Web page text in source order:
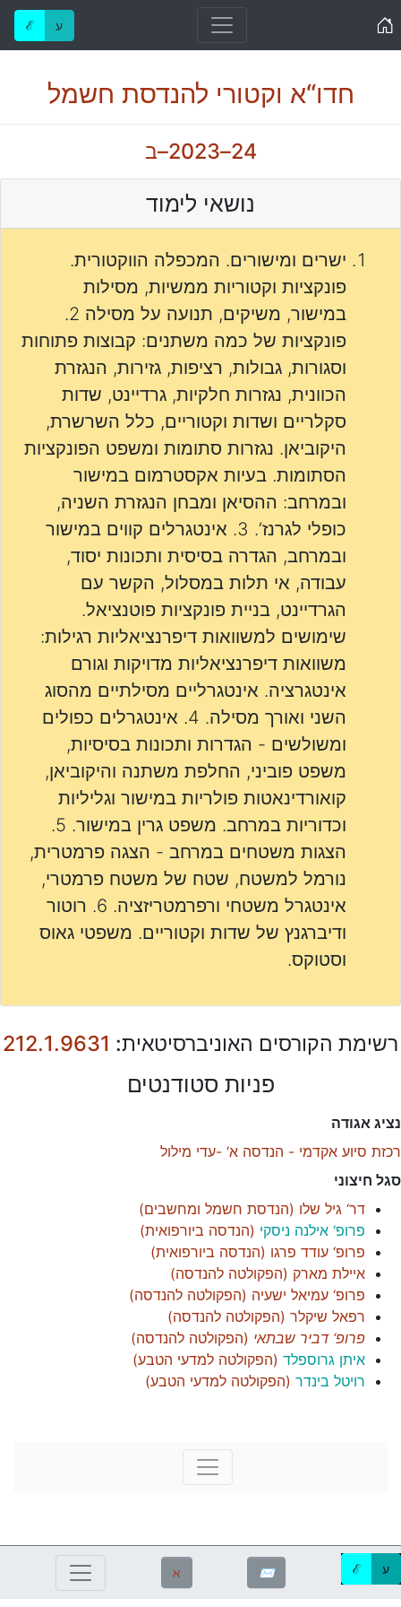
ℰ ע
חדו“א וקטורי להנדסת חשמל
24–2023–ב
נושאי לימוד
ישרים ומישורים. המכפלה הווקטורית.
פונקציות וקטוריות ממשיות, מסילות
במישור, משיקים, תנועה על מסילה 2.
פונקציות של כמה משתנים: קבוצות פתוחות
וסגורות, גבולות, רציפות, גזירות, הנגזרת
הכוונית, נגזרות חלקיות, גרדיינט, שדות
סקלריים ושדות וקטוריים, כלל השרשרת,
היקוביאן. נגזרות סתומות ומשפט הפונקציות
הסתומות. בעיות אקסטרמום במישור
ובמרחב: ההסיאן ומבחן הנגזרת השניה,
כופלי לגרנז‘. 3. אינטגרלים קווים במישור
ובמרחב, הגדרה בסיסית ותכונות יסוד,
עבודה, אי תלות במסלול, הקשר עם
הגרדיינט, בניית פונקציות פוטנציאל.
שימושים למשוואות דיפרנציאליות רגילות:
משוואות דיפרנציאליות מדויקות וגורם
אינטגרציה. אינטגרליים מסילתיים מהסוג
השני ואורך מסילה. 4. אינטגרלים כפולים
ומשולשים - הגדרות ותכונות בסיסיות,
משפט פוביני, החלפת משתנה והיקוביאן,
קואורדינאטות פולריות במישור וגליליות
וכדוריות במרחב. משפט גרין במישור. 5.
הצגות משטחים במרחב - הצגה פרמטרית,
נורמל למשטח, שטח של משטח פרמטרי,
אינטגרל משטחי ורפרמטריזציה. 6. רוטור
ודיברגנץ של שדות וקטוריים. משפטי גאוס
וסטוקס.
רשימת הקורסים האוניברסיטאית: 212.1.9631
פניות סטודנטים
נציג אגודה
רכזת סיוע אקדמי - הנדסה א‘ -עדי מילול
סגל חיצוני
דר‘ גיל שלו (הנדסת חשמל ומחשבים)
פרופ‘ אילנה ניסקי (הנדסה ביורפואית)
פרופ‘ עודד פרגו (הנדסה ביורפואית)
איילת מארק (הפקולטה להנדסה)
פרופ‘ עמיאל ישעיה (הפקולטה להנדסה)
רפאל שיקלר (הפקולטה להנדסה)
פרופ‘ דביר שבתאי (הפקולטה להנדסה)
איתן גרוספלד (הפקולטה למדעי הטבע)
רויטל בינדר (הפקולטה למדעי הטבע)
ℵ ✉ ℰ ע